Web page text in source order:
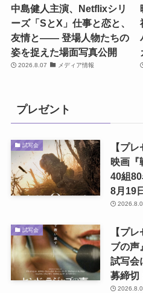
中島健人主演、Netflixシリ
ーズ「SとX」仕事と恋と、
友情と―― 登場人物たちの
姿を捉えた場面写真公開
2026.8.07 メディア情報
プレゼント
試写会
【プ
映画『
40組
8月19
試写会
【プ
ブの声
試写会
募締切